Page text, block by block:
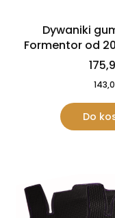
Dywaniki
Formentor od
Do